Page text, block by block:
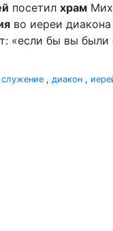
посетил храм
во иереи диакона
«если бы вы
служение , диакон ,